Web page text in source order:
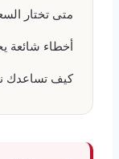
متى تختار
أخطاء شائعة
كيف تساعدك